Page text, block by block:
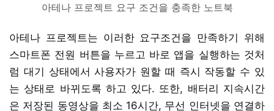
아테나 프로젝트 요구 조건을 충족한 노트북
아테나 프로젝트는 이러한 요구조건을 만족하기 위해
스마트폰 전원 버튼을 누르고 바로 앱을 실행하는 것처
럼 대기 상태에서 사용자가 원할 때 즉시 작동할 수 있
는 상태로 바뀌도록 하고 있다. 또한, 배터리 지속시간
은 저장된 동영상을 최소 16시간, 무선 인터넷을 연결하